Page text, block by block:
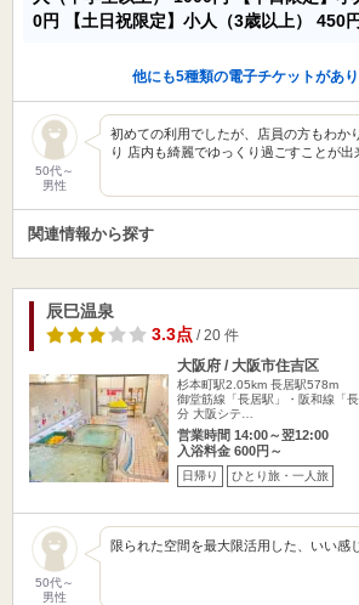
0円
【土日祝限定】小人（3歳以上） 450円
他にも5種類の電子チケットがあ
50代～
男性
初めての利用でしたが、店員の方もわか
り 店内も綺麗でゆっくり過ごすことが出
関連情報から探す
辰巳温泉
3.3点/ 20 件
大阪府 / 大阪市住吉区
杉本町駅2.05km 長居駅578m
御堂筋線「長居駅」・阪和線「
分 大阪シテ…
営業時間 14:00～翌12:00
入浴料金 600円～
日帰り ひとり旅・一人旅
50代～
男性
限られた空間を最大限活用した、いい感